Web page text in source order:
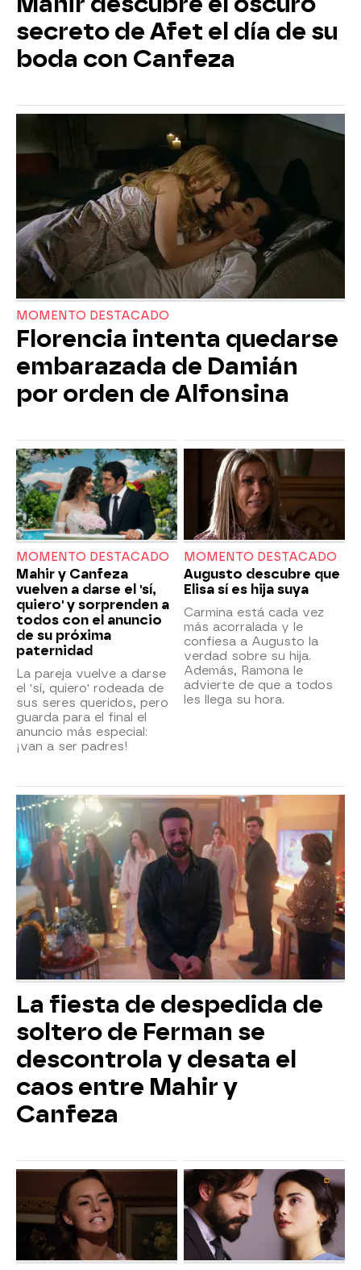
secreto de Afet el día de su
boda con Canfeza
MOMENTO DESTACADO
Florencia intenta quedarse
embarazada de Damián
por orden de Alfonsina
MOMENTO DESTACADO
Mahir y Canfeza
vuelven a darse el 'sí,
quiero' y sorprenden a
todos con el anuncio
de su próxima
paternidad
La pareja vuelve a darse
el 'sí, quiero' rodeada de
sus seres queridos, pero
guarda para el final el
anuncio más especial:
¡van a ser padres!
MOMENTO DESTACADO
Augusto descubre que
Elisa sí es hija suya
Carmina está cada vez
más acorralada y le
confiesa a Augusto la
verdad sobre su hija.
Además, Ramona le
advierte de que a todos
les llega su hora.
La fiesta de despedida de
soltero de Ferman se
descontrola y desata el
caos entre Mahir y
Canfeza